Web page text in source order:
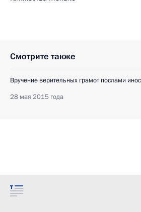
Смотрите также
Вручение верительных грамот послами
28 мая 2015 года